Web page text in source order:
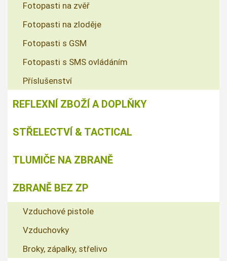
Fotopasti na zvěř
Fotopasti na zloděje
Fotopasti s GSM
Fotopasti s SMS ovládáním
Příslušenství
REFLEXNÍ ZBOŽÍ A DOPLŇKY
STŘELECTVÍ & TACTICAL
TLUMIČE NA ZBRANĚ
ZBRANĚ BEZ ZP
Vzduchové pistole
Vzduchovky
Broky, zápalky, střelivo